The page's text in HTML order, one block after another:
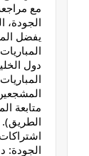
مع
الجودة،
يفضل
دول
متابعة
الطريق).